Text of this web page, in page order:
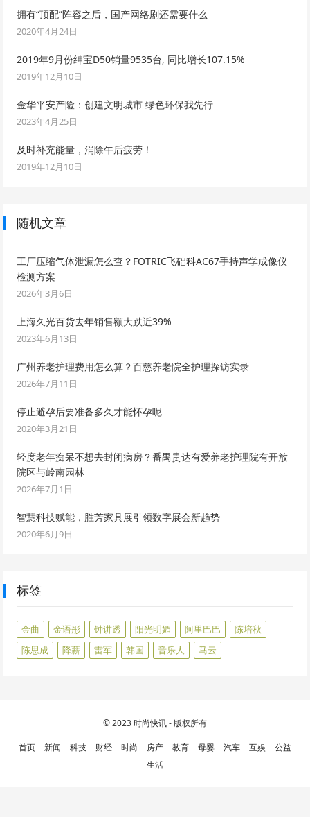
拥有“顶配”阵容之后，国产网络剧还需要什么
2020年4月24日
2019年9月份绅宝D50销量9535台, 同比增长107.15%
2019年12月10日
金华平安产险：创建文明城市 绿色环保我先行
2023年4月25日
及时补充能量，消除午后疲劳！
2019年12月10日
随机文章
工厂压缩气体泄漏怎么查？FOTRIC飞础科AC67手持声学成像仪
检测方案
2026年3月6日
上海久光百货去年销售额大跌近39%
2023年6月13日
广州养老护理费用怎么算？百慈养老院全护理探访实录
2026年7月11日
停止避孕后要准备多久才能怀孕呢
2020年3月21日
轻度老年痴呆不想去封闭病房？番禺贵达有爱养老护理院有开放
院区与岭南园林
2026年7月1日
智慧科技赋能，胜芳家具展引领数字展会新趋势
2020年6月9日
标签
金曲 金语彤 钟讲透 阳光明媚 阿里巴巴
陈培秋
陈思成
降薪 雷军 韩国 音乐人 马云
© 2023时尚快讯- 版权所有
首页 新闻 科技 财经 时尚 房产 教育 母婴 汽车 互娱
公益
生活